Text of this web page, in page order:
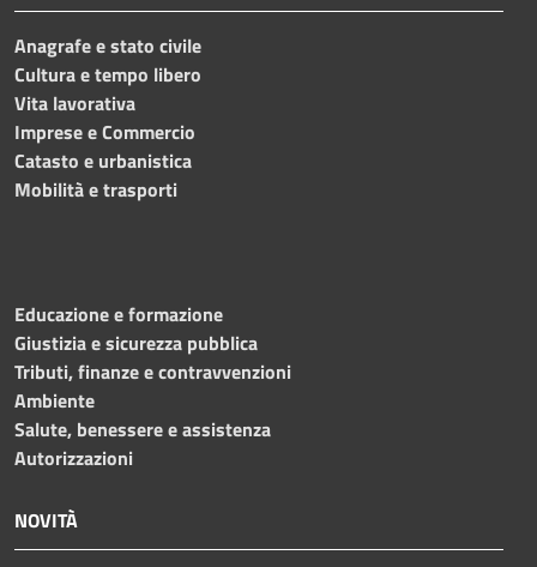
Anagrafe e stato civile
Cultura e tempo libero
Vita lavorativa
Imprese e Commercio
Catasto e urbanistica
Mobilità e trasporti
Educazione e formazione
Giustizia e sicurezza pubblica
Tributi, finanze e contravvenzioni
Ambiente
Salute, benessere e assistenza
Autorizzazioni
NOVITÀ